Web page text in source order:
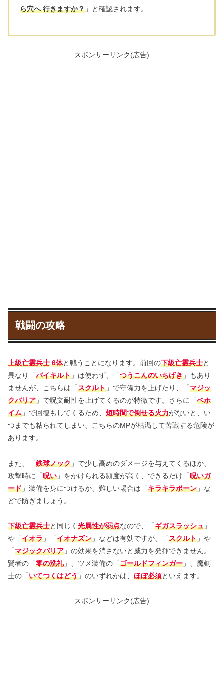
ら穴へ 行きますか？ 」と確認されます。
スポンサーリンク(広告)
戦闘の攻略
上級亡霊兵士 6体と戦うことになります。前回の下級亡霊兵士と
異なり「バイキルト 」は使わず、「つうこんのいちげき 」もあり
ませんが、こちらは「スクルト 」で守備力を上げたり、「マジッ
クバリア 」で呪文耐性を上げてくるのが特徴です。さらに「ベホ
イム 」で回復もしてくるため、 短時間で倒せる火力がないと、い
つまでも粘られてしまい、こちらのMPが枯渇して苦戦する危険が
あります。
また、「鉄球ノック 」で少し高めのダメージを与えてくるほか、
攻撃時に「呪い 」をかけられる頻度が高く、できるだけ「呪いガ
ード 」装備を身につけるか、難しい場合は「キラキラポーン 」な
どで防ぎましょう。
下級亡霊兵士と同じく 光属性が弱点なので、「ギガスラッシュ 」
や「イオラ 」「イオナズン 」などは有効ですが、「スクルト 」や
「マジックバリア 」の効果を消さないと威力を発揮できません。
賢者の「零の洗礼」、ツメ装備の「ゴールドフィンガー 」、魔剣
士の「いてつくはどう 」のいずれかは、 ほぼ必須といえます。
スポンサーリンク(広告)